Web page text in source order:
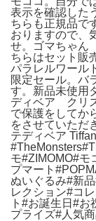
表示を確認した
ちらも正規品で
おりますので、
せ。ゴマちゃ
ちらはセット販
パラレルワール
限定セール。バ
す。新品未使
ディベア クリ
で保護をしてか
をさせていただ
テディベア
モ#ZIMOMO#モ
プマート
ぬいぐるみ#新
レクション#コ
ト#お誕生日#
プライズ#人気